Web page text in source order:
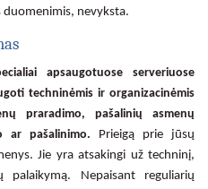
duomenimis, nevyksta.
apsaugotuose serveriuose
techninėmis ir organizacinėmis
praradimo, pašalinių asmenų
ar pašalinimo. Prieigą prie jūsų
Jie yra atsakingi už techninį,
Nepaisant reguliarių